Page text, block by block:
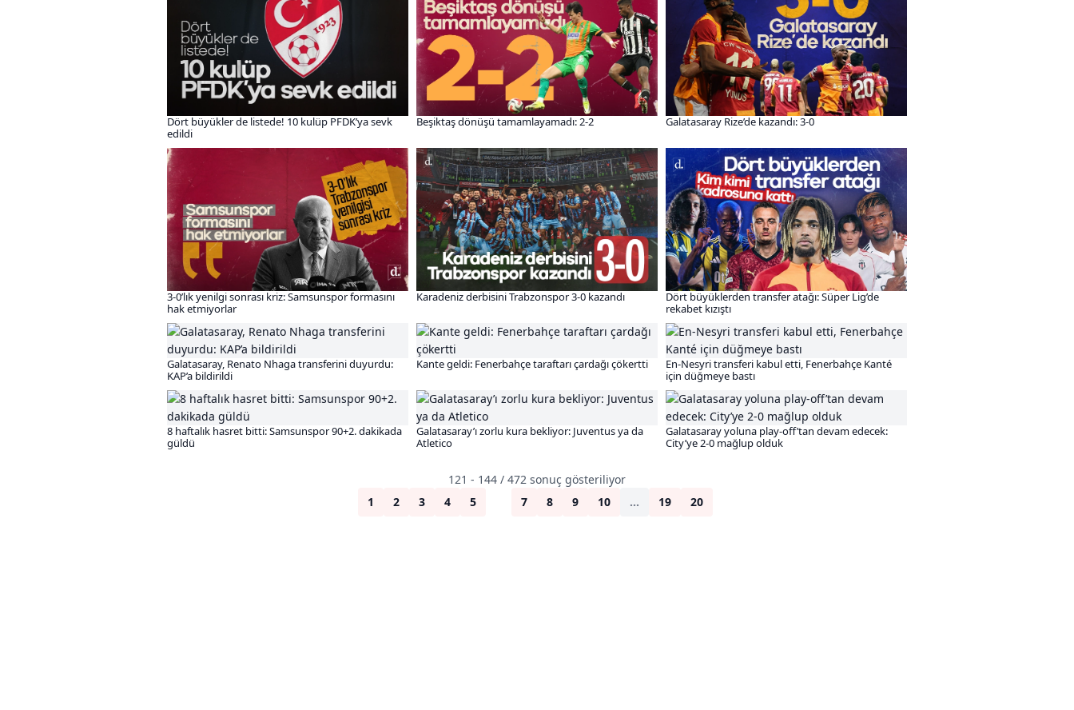
Dört büyükler de listede! 10 kulüp PFDK’ya sevk
edildi
Beşiktaş dönüşü tamamlayamadı: 2-2 Galatasaray Rize’de kazandı: 3-0
3-0’lık yenilgi sonrası kriz: Samsunspor formasını
hak etmiyorlar
Karadeniz derbisini Trabzonspor 3-0 kazandı
Dört büyüklerden transfer atağı: Süper Lig’de
rekabet kızıştı
Galatasaray, Renato Nhaga transferini duyurdu:
KAP’a bildirildi
Kante geldi: Fenerbahçe taraftarı çardağı çökertti
En-Nesyri transferi kabul etti, Fenerbahçe Kanté
için düğmeye bastı
8 haftalık hasret bitti: Samsunspor 90+2. dakikada
güldü
Galatasaray’ı zorlu kura bekliyor: Juventus ya da
Atletico
Galatasaray yoluna play-off’tan devam edecek:
City’ye 2-0 mağlup olduk
121 - 144 / 472 sonuç gösteriliyor
1 2 3 4 5 7 8 9 10 ... 19 20